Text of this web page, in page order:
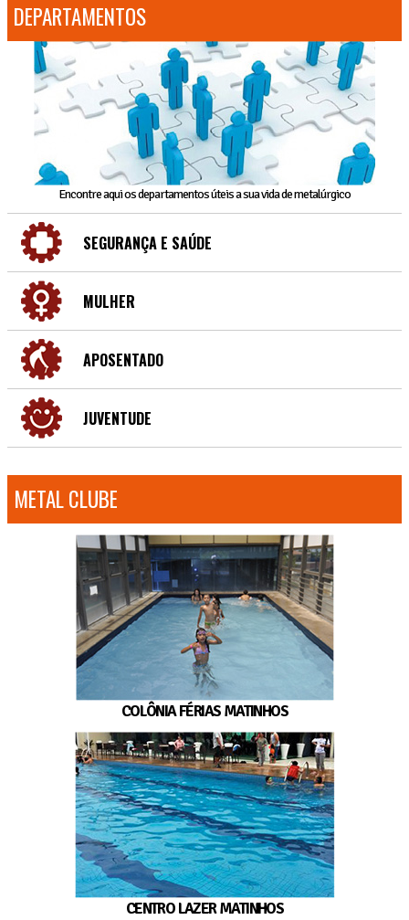
DEPARTAMENTOS
Encontre aqui os departamentos úteis a sua vida de metalúrgico
SEGURANÇA E SAÚDE
MULHER
APOSENTADO
JUVENTUDE
METAL CLUBE
COLÔNIA FÉRIAS MATINHOS
CENTRO LAZER MATINHOS